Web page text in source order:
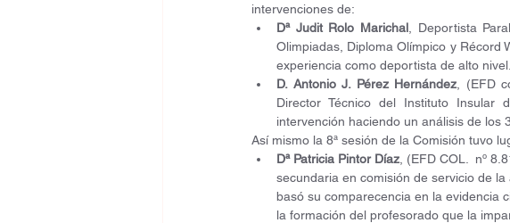
intervenciones de:
Dª Judit Rolo Marichal, Deportista
Olimpiadas, Diploma Olímpico y Récord
experiencia como deportista de alto nivel.
D. Antonio J. Pérez Hernández , (EFD
Director Técnico del Instituto
intervención haciendo un análisis de los
Así mismo la 8ª sesión de la Comisión tuvo
Dª Patricia Pintor Díaz , (EFD COL.  nº
secundaria en comisión de servicio de
basó su comparecencia en la evidencia
la formación del profesorado que la